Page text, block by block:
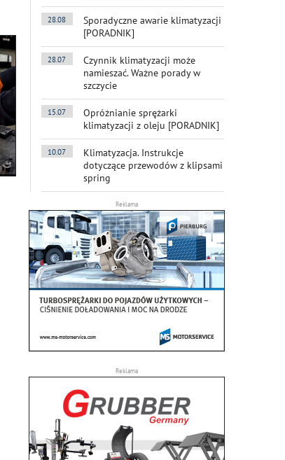
28.08
Sporadyczne awarie klimatyzacji
[PORADNIK]
28.07
Czynnik klimatyzacji może
namieszać. Ważne porady w
szczycie
15.07
Opróżnianie sprężarki
klimatyzacji z oleju [PORADNIK]
10.07
Klimatyzacja. Instrukcje
dotyczące przewodów z klipsami
spring
Reklama
Reklama